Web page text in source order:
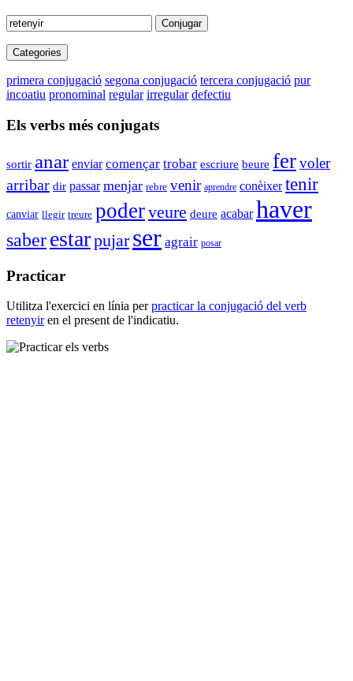
Conjugar
Categories
primera conjugació segona conjugació tercera conjugació pur
incoatiu pronominal regular irregular defectiu
Els verbs més conjugats
sortir anar enviar començar trobar escriure beure fervoler
arribar dir passar menjar rebre venir aprendre conèixer tenir
canviar llegir treure poderveure deure acabar haver
saberestarpujar ser agrair posar
Practicar
Utilitza l'exercici en línia perpracticar la conjugació del verb
retenyiren el present de l'indicatiu.